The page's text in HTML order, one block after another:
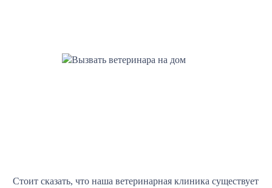
Стоит сказать, что наша ветеринарная клиника существует